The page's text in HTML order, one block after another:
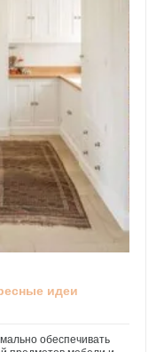
идеи
обеспечивать